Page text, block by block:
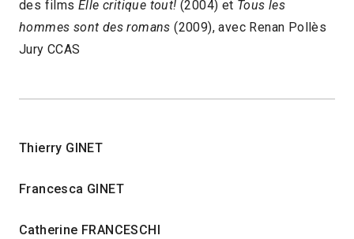
des filmsElle critique tout! (2004) et Tous les
hommes sont des romans (2009), avec Renan Pollès
Jury CCAS
Thierry GINET
Francesca GINET
Catherine FRANCESCHI